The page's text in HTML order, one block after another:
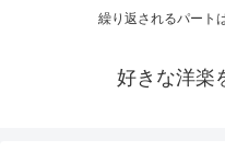
繰り返されるパート
好きな洋楽